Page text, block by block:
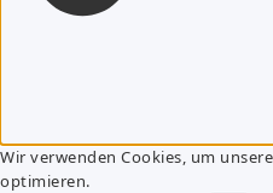
Wir verwenden Cookies, um
optimieren.